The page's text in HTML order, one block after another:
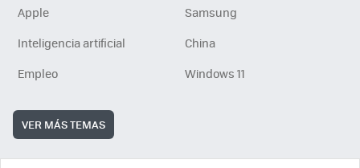
Apple
Samsung
Inteligencia artificial
China
Empleo
Windows 11
VER MÁS TEMAS